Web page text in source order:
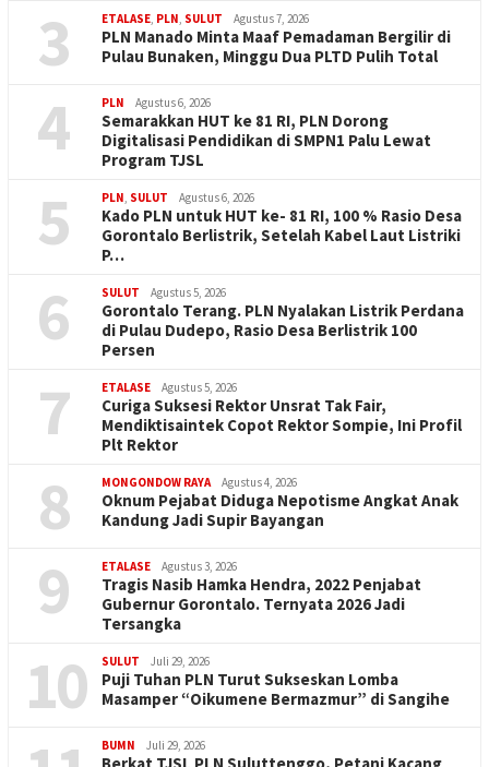
3 ETALASE, PLN, SULUT Agustus 7, 2026
PLN Manado Minta Maaf Pemadaman Bergilir di
Pulau Bunaken, Minggu Dua PLTD Pulih Total
4 PLN Agustus 6, 2026
Semarakkan HUT ke 81 RI, PLN Dorong
Digitalisasi Pendidikan di SMPN1 Palu Lewat
Program TJSL
5 PLN, SULUT Agustus 6, 2026
Kado PLN untuk HUT ke- 81 RI, 100 % Rasio Desa
Gorontalo Berlistrik, Setelah Kabel Laut Listriki
P…
6 SULUT Agustus 5, 2026
Gorontalo Terang. PLN Nyalakan Listrik Perdana
di Pulau Dudepo, Rasio Desa Berlistrik 100
Persen
7 ETALASE Agustus 5, 2026
Curiga Suksesi Rektor Unsrat Tak Fair,
Mendiktisaintek Copot Rektor Sompie, Ini Profil
Plt Rektor
8 MONGONDOW RAYA Agustus 4, 2026
Oknum Pejabat Diduga Nepotisme Angkat Anak
Kandung Jadi Supir Bayangan
9 ETALASE Agustus 3, 2026
Tragis Nasib Hamka Hendra, 2022 Penjabat
Gubernur Gorontalo. Ternyata 2026 Jadi
Tersangka
10 SULUT Juli 29, 2026
Puji Tuhan PLN Turut Sukseskan Lomba
Masamper “Oikumene Bermazmur” di Sangihe
BUMN Juli 29, 2026